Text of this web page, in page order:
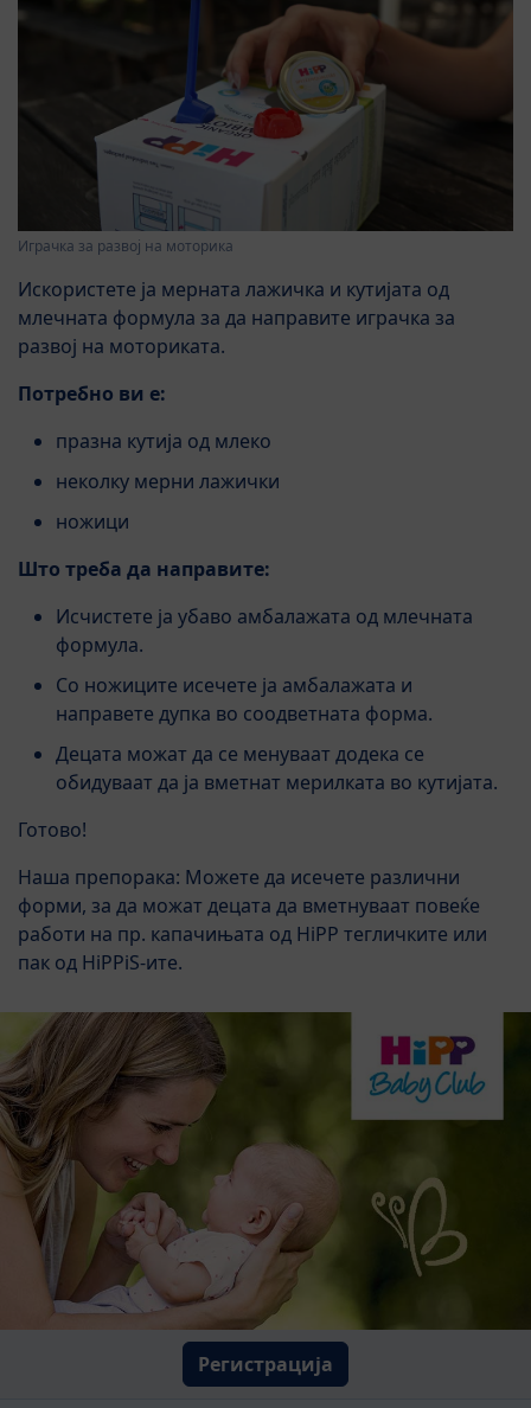
Играчка за развој на моторика
Искористете ја мерната лажичка и кутијата од
млечната формула за да направите играчка за
развој на моториката.
Потребно ви е:
празна кутија од млеко
неколку мерни лажички
ножици
Што треба да направите:
Исчистете ја убаво амбалажата од млечната
формула.
Со ножиците исечете ја амбалажата и
направете дупка во соодветната форма.
Децата можат да се менуваат додека се
обидуваат да ја вметнат мерилката во кутијата.
Готово!
Наша препорака: Можете да исечете различни
форми, за да можат децата да вметнуваат повеќе
работи на пр. капачињата од HiPP тегличките или
пак од HiPPiS-ите.
Регистрација